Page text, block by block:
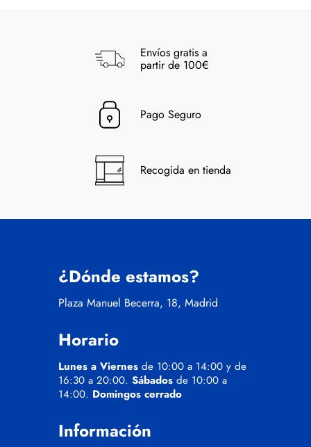
Envíos gratis a
partir de 100€
Pago Seguro
Recogida en tienda
¿Dónde estamos?
Plaza Manuel Becerra, 18, Madrid
Horario
Lunes a Viernes de 10:00 a 14:00 y de
16:30 a 20:00. Sábados de 10:00 a
14:00. Domingos cerrado
Información